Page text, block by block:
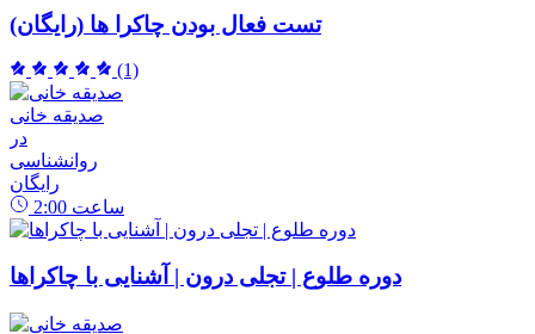
تست فعال بودن چاکرا ها (رایگان)
(1)
صدیقه خانی
در
روانشناسی
رایگان
2:00 ساعت
دوره طلوع | تجلی درون | آشنایی با چاکراها